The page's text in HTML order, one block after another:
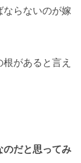
ならないのが嫁
があると言え
のだと思ってみ